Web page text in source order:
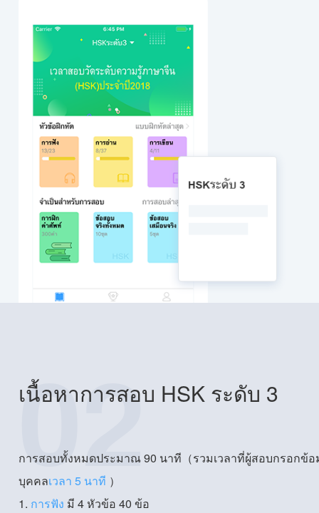
02
เนื้อหาการสอบ HSK ระดับ 3
การสอบทั้งหมดประมาณ 90 นาที（รวมเวลาที่ผู้สอบกรอกข้
บุคคลเวลา 5 นาที ）
1. การฟัง มี 4 หัวข้อ 40 ข้อ